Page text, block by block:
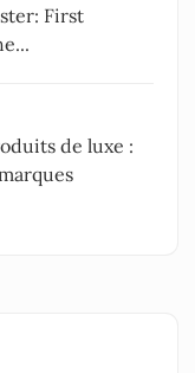
First
de luxe :